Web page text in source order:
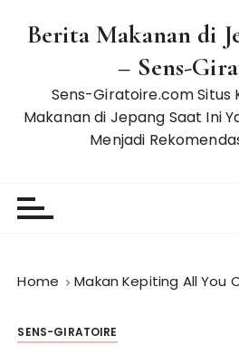
Berita Makanan di
– Sens-
Sens-Giratoire.com Situs
Makanan di Jepang Saat Ini
Menjadi
Home Makan Kepiting All You
SENS-GIRATOIRE